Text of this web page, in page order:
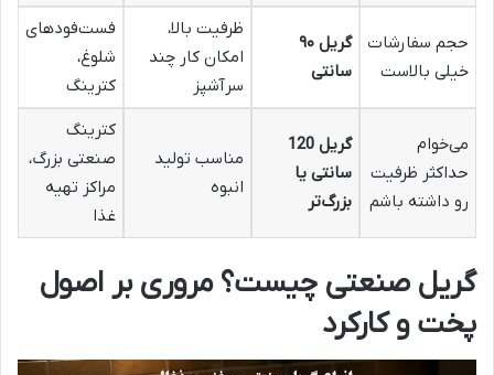
حجم سفارشات
خیلی بالاست
گریل ۹۰
سانتی
ظرفیت بالا،
امکان کار چند
سرآشپز
فست‌فودهای
شلوغ،
کترینگ
می‌خوام
حداکثر ظرفیت
رو داشته باشم
گریل 120
سانتی یا
بزرگ‌تر
مناسب تولید
انبوه
کترینگ
صنعتی بزرگ،
مراکز تهیه
غذا
گریل صنعتی چیست؟ مروری بر اصول
پخت و کارکرد